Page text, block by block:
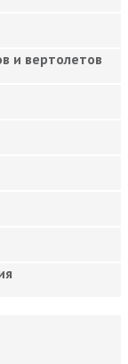
и вертолетов